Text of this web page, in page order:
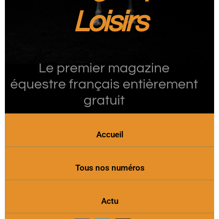
Loisirs
Le premier magazine
équestre français entièrement
gratuit
Accueil
Tous nos numéros
Actu